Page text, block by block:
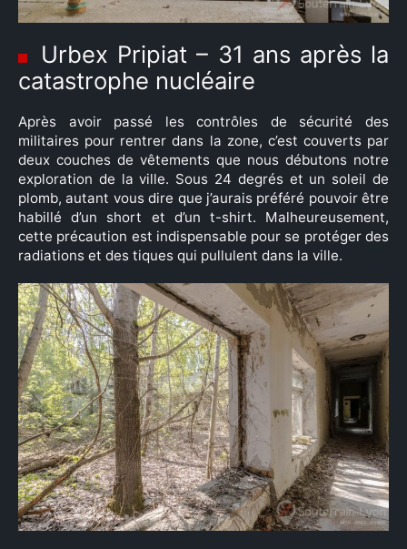
Urbex Pripiat – 31 ans après la
catastrophe nucléaire
Après avoir passé les contrôles de sécurité des
militaires pour rentrer dans la zone, c’est couverts par
deux couches de vêtements que nous débutons notre
exploration de la ville. Sous 24 degrés et un soleil de
plomb, autant vous dire que j’aurais préféré pouvoir être
habillé d’un short et d’un t-shirt. Malheureusement,
cette précaution est indispensable pour se protéger des
radiations et des tiques qui pullulent dans la ville.